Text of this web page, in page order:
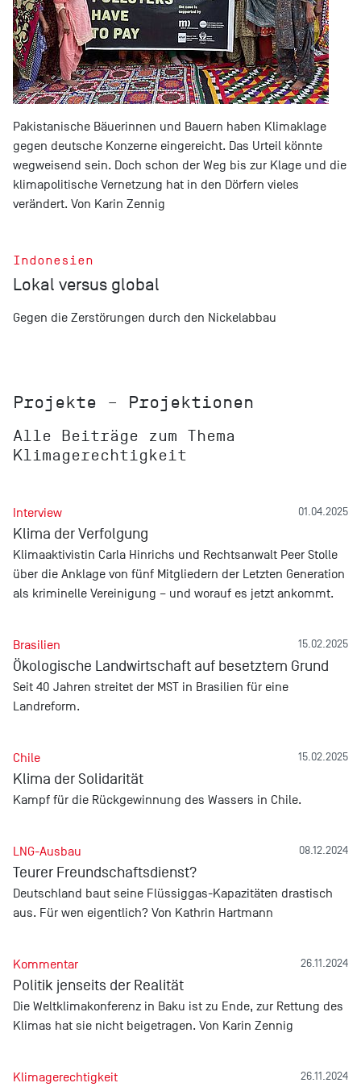
Pakistanische Bäuerinnen und Bauern haben Klimaklage
gegen deutsche Konzerne eingereicht. Das Urteil könnte
wegweisend sein. Doch schon der Weg bis zur Klage und die
klimapolitische Vernetzung hat in den Dörfern vieles
verändert. Von Karin Zennig
Indonesien
Lokal versus global
Gegen die Zerstörungen durch den Nickelabbau
Projekte – Projektionen
Alle Beiträge zum Thema
Klimagerechtigkeit
01.04.2025
Interview
Klima der Verfolgung
Klimaaktivistin Carla Hinrichs und Rechtsanwalt Peer Stolle
über die Anklage von fünf Mitgliedern der Letzten Generation
als kriminelle Vereinigung – und worauf es jetzt ankommt.
15.02.2025
Brasilien
Ökologische Landwirtschaft auf besetztem Grund
Seit 40 Jahren streitet der MST in Brasilien für eine
Landreform.
15.02.2025
Chile
Klima der Solidarität
Kampf für die Rückgewinnung des Wassers in Chile.
08.12.2024
LNG-Ausbau
Teurer Freundschaftsdienst?
Deutschland baut seine Flüssiggas-Kapazitäten drastisch
aus. Für wen eigentlich? Von Kathrin Hartmann
26.11.2024
Kommentar
Politik jenseits der Realität
Die Weltklimakonferenz in Baku ist zu Ende, zur Rettung des
Klimas hat sie nicht beigetragen. Von Karin Zennig
26.11.2024
Klimagerechtigkeit